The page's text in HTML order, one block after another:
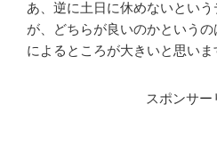
あ、逆に土日に休めないとい
が、どちらが良いのかという
によるところが大きいと思いま
スポンサー